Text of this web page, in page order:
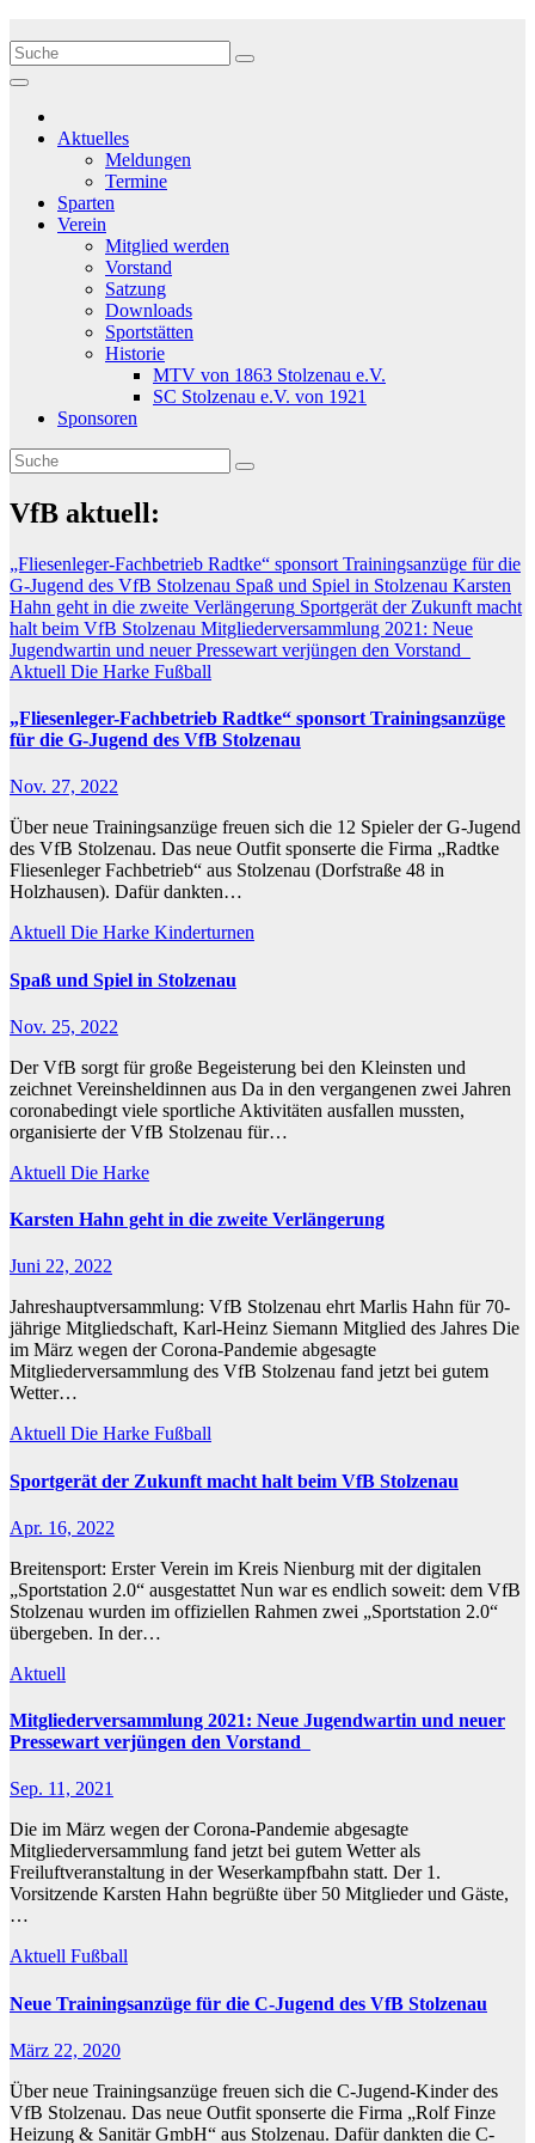
Inhalt
springen
Aktuelles
Meldungen
Termine
Sparten
Verein
Mitglied werden
Vorstand
Satzung
Downloads
Sportstätten
Historie
MTV von 1863 Stolzenau e.V.
SC Stolzenau e.V. von 1921
Sponsoren
VfB aktuell:
„Fliesenleger-Fachbetrieb Radtke“ sponsort Trainingsanzüge für die
G-Jugend des VfB Stolzenau Spaß und Spiel in Stolzenau Karsten
Hahn geht in die zweite Verlängerung Sportgerät der Zukunft macht
halt beim VfB Stolzenau Mitgliederversammlung 2021: Neue
Jugendwartin und neuer Pressewart verjüngen den Vorstand
Aktuell Die Harke Fußball
„Fliesenleger-Fachbetrieb Radtke“ sponsort Trainingsanzüge
für die G-Jugend des VfB Stolzenau
Nov. 27, 2022
Über neue Trainingsanzüge freuen sich die 12 Spieler der G-Jugend
des VfB Stolzenau. Das neue Outfit sponserte die Firma „Radtke
Fliesenleger Fachbetrieb“ aus Stolzenau (Dorfstraße 48 in
Holzhausen). Dafür dankten…
Aktuell Die Harke Kinderturnen
Spaß und Spiel in Stolzenau
Nov. 25, 2022
Der VfB sorgt für große Begeisterung bei den Kleinsten und
zeichnet Vereinsheldinnen aus Da in den vergangenen zwei Jahren
coronabedingt viele sportliche Aktivitäten ausfallen mussten,
organisierte der VfB Stolzenau für…
Aktuell Die Harke
Karsten Hahn geht in die zweite Verlängerung
Juni 22, 2022
Jahreshauptversammlung: VfB Stolzenau ehrt Marlis Hahn für 70-
jährige Mitgliedschaft, Karl-Heinz Siemann Mitglied des Jahres Die
im März wegen der Corona-Pandemie abgesagte
Mitgliederversammlung des VfB Stolzenau fand jetzt bei gutem
Wetter…
Aktuell Die Harke Fußball
Sportgerät der Zukunft macht halt beim VfB Stolzenau
Apr. 16, 2022
Breitensport: Erster Verein im Kreis Nienburg mit der digitalen
„Sportstation 2.0“ ausgestattet Nun war es endlich soweit: dem VfB
Stolzenau wurden im offiziellen Rahmen zwei „Sportstation 2.0“
übergeben. In der…
Aktuell
Mitgliederversammlung 2021: Neue Jugendwartin und neuer
Pressewart verjüngen den Vorstand
Sep. 11, 2021
Die im März wegen der Corona-Pandemie abgesagte
Mitgliederversammlung fand jetzt bei gutem Wetter als
Freiluftveranstaltung in der Weserkampfbahn statt. Der 1.
Vorsitzende Karsten Hahn begrüßte über 50 Mitglieder und Gäste,
…
Aktuell Fußball
Neue Trainingsanzüge für die C-Jugend des VfB Stolzenau
März 22, 2020
Über neue Trainingsanzüge freuen sich die C-Jugend-Kinder des
VfB Stolzenau. Das neue Outfit sponserte die Firma „Rolf Finze
Heizung & Sanitär GmbH“ aus Stolzenau. Dafür dankten die C-